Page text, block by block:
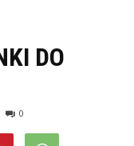
DO
0